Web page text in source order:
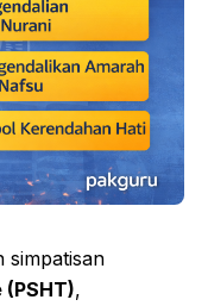
simpatisan
,